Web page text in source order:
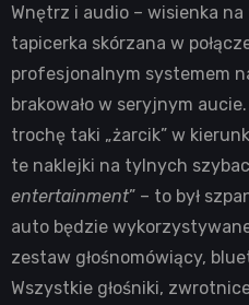
Wnętrz i audio – wisienka
tapicerka skórzana w
profesjonalnym systemem
brakowało w seryjnym
trochę taki „żarcik” w
te naklejki na tylnych
entertainment” – to był
auto będzie
zestaw głośnomówiący,
Wszystkie głośniki,